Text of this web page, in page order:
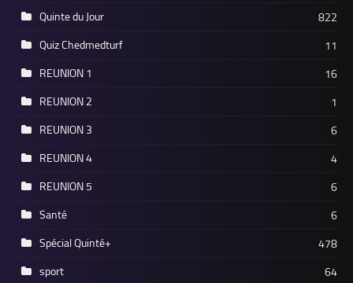
Quinte du Jour
822
Quiz Chedmedturf
11
REUNION 1
16
REUNION 2
1
REUNION 3
6
REUNION 4
4
REUNION 5
6
Santé
6
Spécial Quinté+
478
sport
64